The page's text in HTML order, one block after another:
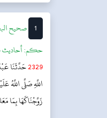
1 ‌‌صحيح
حکم:
2329حَدَّثَنَا
اللَّهِ صَلَّى اللَّهُ
زَوَّجْنَاكَهَا بِمَا